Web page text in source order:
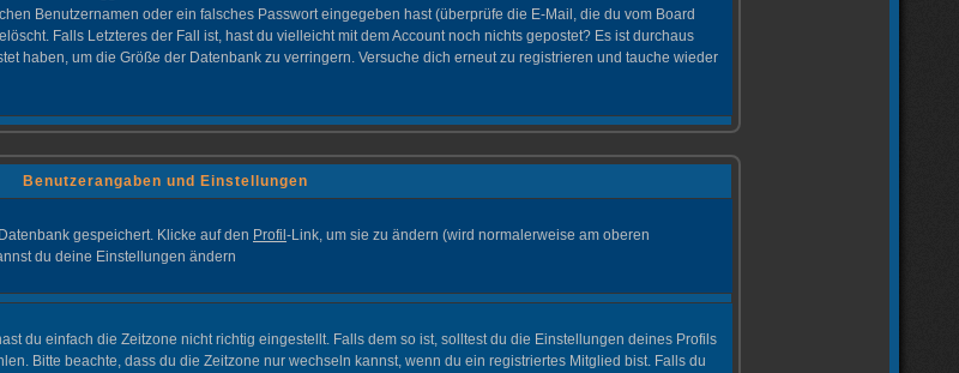
Benutzernamen oder ein falsches Passwort eingegeben hast (überprüfe die E-Mail, die du vom Board
Falls Letzteres der Fall ist, hast du vielleicht mit dem Account noch nichts gepostet? Es ist durchaus
haben, um die Größe der Datenbank zu verringern. Versuche dich erneut zu registrieren und tauche wieder
Benutzerangaben und Einstellungen
gespeichert. Klicke auf den Profil -Link, um sie zu ändern (wird normalerweise am oberen
du deine Einstellungen ändern
du einfach die Zeitzone nicht richtig eingestellt. Falls dem so ist, solltest du die Einstellungen deines Profils
Bitte beachte, dass du die Zeitzone nur wechseln kannst, wenn du ein registriertes Mitglied bist. Falls du